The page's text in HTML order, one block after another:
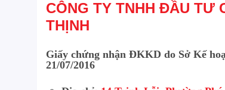
CÔNG TY TNHH ĐẦU TƯ
THỊNH
Giấy chứng nhận ĐKKD do Sở Kế
21/07/2016